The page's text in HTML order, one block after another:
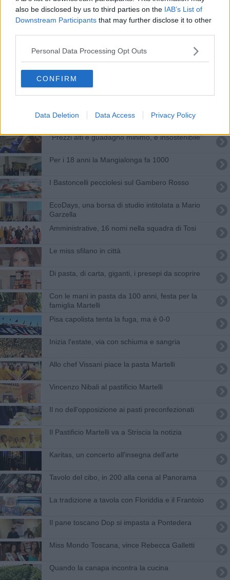
also be disclosed by us to third parties on the IAB’s List of
Downstream Participants that may further disclose it to other
Personal Data Processing Opt Outs
CONFIRM
Data Deletion Data Access Privacy Policy
Nelle mense arriva il nuovo menù stagionale
Pasta in bianco a scuola, la replica del Comune
Prodotti e piatti tipici pisani, ci guida Cardini
Utopie
Gracias a la vida
"Prezzi alti e guadagno minimo, è insostenibile"
Per i 18 anni la Mangialonga fa 1000
I Bastoncelli pecciolesi sul Gambero Rosso
EcoDays, una borsa di studio intitolata a Mario
Garzella
Amministrative, 16 nomi nella squadra di Tosi
Le miss sfilano in città
Di pasta, di carta, giganti, i presepi da scoprire
Con le mani in pasta da 100 anni, festa per la
famiglia Martelli
Pisa capolista tenta la fuga, ma è 0-0
Inizia l'estate, via con schiuma e sangria
Allo chef Vissani piace la pasta Martelli
Vincenzo Nibali al pastificio Martelli
Il no dell'opposizione ai pasti preconfezionati
Il Pastificio Martelli va a Striscia la notizia
Karitas, un concerto all'insegna dell'arte
Tavolo del cibo, in 200 alla cena al Panorama
La tradizione a tavola con Floriddia e il Frantoio
Il pane toscano Dop si impasta a Pontedera
Miss Mondo Toscana, vince Rebecca Galletti
Quando la canapa incontra la cucina